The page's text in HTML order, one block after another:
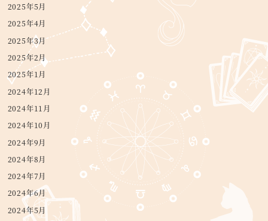
2025年5月
2025年4月
2025年3月
2025年2月
2025年1月
2024年12月
2024年11月
2024年10月
2024年9月
2024年8月
2024年7月
2024年6月
2024年5月